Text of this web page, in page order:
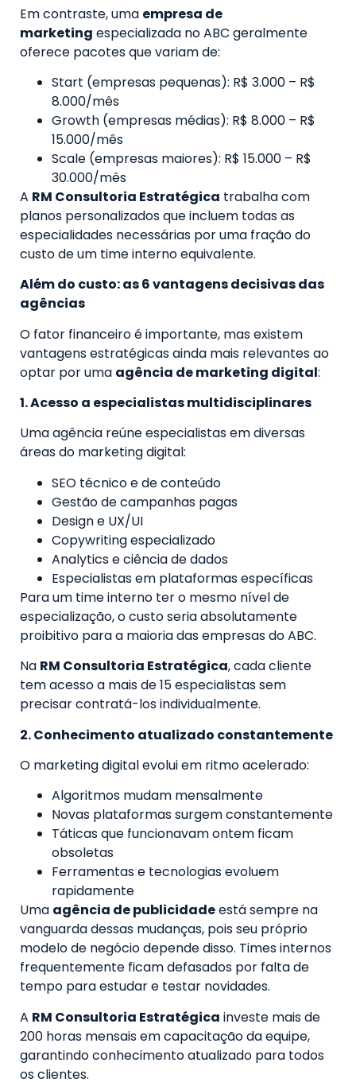
Em contraste, uma empresa de
marketing especializada no ABC geralmente
oferece pacotes que variam de:
Start (empresas pequenas): R$ 3.000 – R$
8.000/mês
Growth (empresas médias): R$ 8.000 – R$
15.000/mês
Scale (empresas maiores): R$ 15.000 – R$
30.000/mês
A RM Consultoria Estratégica trabalha com
planos personalizados que incluem todas as
especialidades necessárias por uma fração do
custo de um time interno equivalente.
Além do custo: as 6 vantagens decisivas das
agências
O fator financeiro é importante, mas existem
vantagens estratégicas ainda mais relevantes ao
optar por uma agência de marketing digital:
1. Acesso a especialistas multidisciplinares
Uma agência reúne especialistas em diversas
áreas do marketing digital:
SEO técnico e de conteúdo
Gestão de campanhas pagas
Design e UX/UI
Copywriting especializado
Analytics e ciência de dados
Especialistas em plataformas específicas
Para um time interno ter o mesmo nível de
especialização, o custo seria absolutamente
proibitivo para a maioria das empresas do ABC.
Na RM Consultoria Estratégica, cada cliente
tem acesso a mais de 15 especialistas sem
precisar contratá-los individualmente.
2. Conhecimento atualizado constantemente
O marketing digital evolui em ritmo acelerado:
Algoritmos mudam mensalmente
Novas plataformas surgem constantemente
Táticas que funcionavam ontem ficam
obsoletas
Ferramentas e tecnologias evoluem
rapidamente
Uma agência de publicidadeestá sempre na
vanguarda dessas mudanças, pois seu próprio
modelo de negócio depende disso. Times internos
frequentemente ficam defasados por falta de
tempo para estudar e testar novidades.
A RM Consultoria Estratégica investe mais de
200 horas mensais em capacitação da equipe,
garantindo conhecimento atualizado para todos
os clientes.